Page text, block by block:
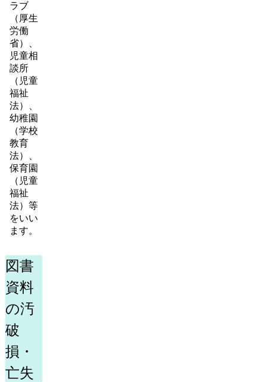
ラブ
（厚生
労働
省）、
児童相
談所
（児童
福祉
法）、
幼稚園
（学校
教育
法）、
保育園
（児童
福祉
法）等
をいい
ます。
図書
資料
の汚
破
損・
亡失